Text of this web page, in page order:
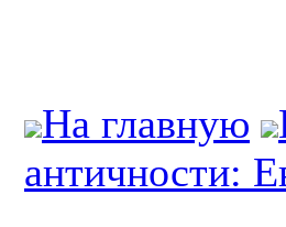
На главную
античности: